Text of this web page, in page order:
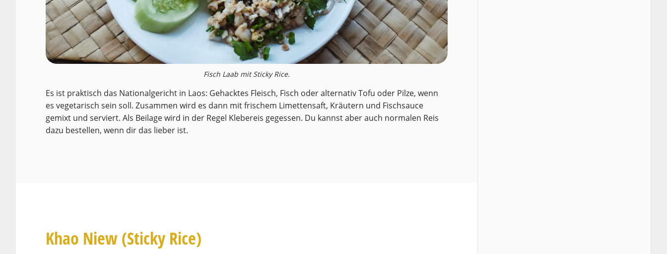
Fisch Laab mit Sticky Rice.
Es ist praktisch das Nationalgericht in Laos: Gehacktes Fleisch, Fisch oder alternativ Tofu oder Pilze, wenn
es vegetarisch sein soll. Zusammen wird es dann mit frischem Limettensaft, Kräutern und Fischsauce
gemixt und serviert. Als Beilage wird in der Regel Klebereis gegessen. Du kannst aber auch normalen Reis
dazu bestellen, wenn dir das lieber ist.
Khao Niew (Sticky Rice)